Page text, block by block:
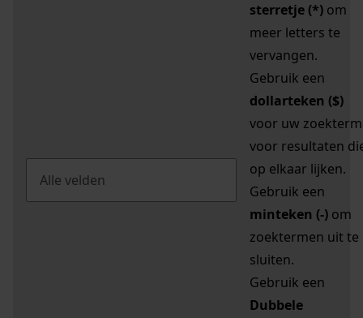
sterretje (*) om
meer letters te
vervangen.
Gebruik een
dollarteken ($)
voor uw zoekterm
voor resultaten
op elkaar lijken.
Gebruik een
minteken (-) om
zoektermen uit te
sluiten.
Gebruik een
Dubbele